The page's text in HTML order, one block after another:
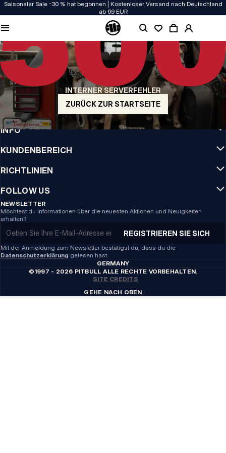
Saisonaler Sale -30 % hat begonnen | Kostenloser Versand nach Deutschland
ab 69 EUR
INTERNER SERVERFEHLER
ZURÜCK ZUR STARTSEITE
QUALITÄT HAT BEI UNS PRIORITÄT
Unsere Kleidung wird mit Leidenschaft produziert. Bei Haltbarkeit, Langlebigkeit
der Materialien und Details machen wir keine Kompromisse.
US ORIGIN
Unsere Wurzeln reichen zurück ins San Diego der frühen 90er. Unser Stil ist roh,
authentisch und kompromisslos.
MARKE MIT CHARAKTER
Unsere Kollektionen tragen Sportler, Kämpfer und eigensinnige Individualisten
INFO
KUNDENBEREICH
RICHTLINIEN
FOLLOW US
NEWSLETTER
Möchtest du Informationen über die neuesten Aktionen und Neuigkeiten
erhalten?
REGISTRIEREN SIE SICH
Mit der Anmeldung zum Newsletter bestätigst du, dass du die
Datenschutzerklärung gelesen hast.
GERMANY
©1997 - 2026 PITBULL ALLE RECHTE VORBEHALTEN.
SITE CREDITS
GEHE NACH OBEN